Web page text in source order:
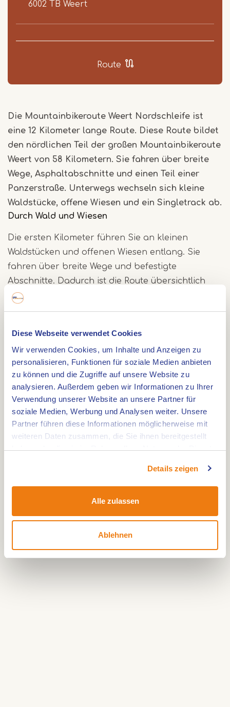
Diese Webseite verwendet Cookies
Wir verwenden Cookies, um Inhalte und Anzeigen zu
personalisieren, Funktionen für soziale Medien anbieten
zu können und die Zugriffe auf unsere Website zu
analysieren. Außerdem geben wir Informationen zu Ihrer
Verwendung unserer Website an unsere Partner für
soziale Medien, Werbung und Analysen weiter. Unsere
Partner führen diese Informationen möglicherweise mit
weiteren Daten zusammen, die Sie ihnen bereitgestellt
haben oder die sie im Rahmen Ihrer Nutzung der Dienste
Details zeigen
Alle zulassen
Ablehnen
6002 TB Weert
Route
Die Mountainbikeroute Weert Nordschleife ist
eine 12 Kilometer lange Route. Diese Route bildet
den nördlichen Teil der großen Mountainbikeroute
Weert von 58 Kilometern. Sie fahren über breite
Wege, Asphaltabschnitte und einen Teil einer
Panzerstraße. Unterwegs wechseln sich kleine
Waldstücke, offene Wiesen und ein Singletrack ab.
Durch Wald und Wiesen
Die ersten Kilometer führen Sie an kleinen
Waldstücken und offenen Wiesen entlang. Sie
fahren über breite Wege und befestigte
Abschnitte. Dadurch ist die Route übersichtlich
und abwechslungsreich.
Nach dem Radweg am Kanal folgt ein schöner
Abschnitt Singletrack. Hier wird die Route
schmaler und direkter. Das gibt der Nordschleife
einen sportlicheren Abschnitt zwischen den
breiteren Wegen.
Anschluss an andere Mountainbikerouten
Goudreinet De Wildenberg, schließt die
Nordschleife an die Mountainbikerouten in
Südost-Brabant an. So können Sie die Route mit
anderen Routen in der Umgebung erweitern.